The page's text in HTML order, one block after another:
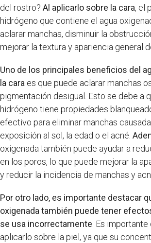
del rostro? Al aplicarlo sobre la cara, el
hidrógeno que contiene el agua
aclarar manchas, disminuir la
mejorar la textura y apariencia general
Uno de los principales beneficios del
la cara es que puede aclarar manchas
pigmentación desigual. Esto se debe a
hidrógeno tiene propiedades
efectivo para eliminar manchas
exposición al sol, la edad o el acné.
oxigenada también puede ayudar a
en los poros, lo que puede mejorar la
y reducir la incidencia de manchas y
Por otro lado, es importante destacar
oxigenada también puede tener
se usa incorrectamente . Es
aplicarlo sobre la piel, ya que su